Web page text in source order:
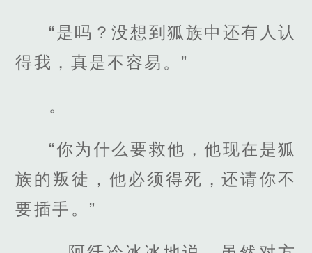
“是吗？没想到狐族中还有人认
得我，真是不容易。”
。
“你为什么要救他，他现在是狐
族的叛徒，他必须得死，还请你不
要插手。”